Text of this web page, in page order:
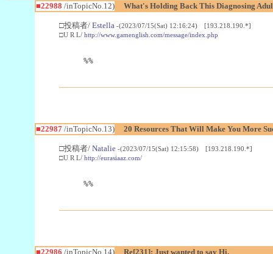
■22988 /inTopicNo.12) What's Holding Back This Diagnosing
□投稿者/ Estella -(2023/07/15(Sat) 12:16:24) [193.218.190.*]
□U R L/ http://www.gamenglish.com/message/index.php
%%
■22987/inTopicNo.13) 20 Resources That Will Make You More
□投稿者/ Natalie -(2023/07/15(Sat) 12:15:58) [193.218.190.*]
□U R L/ http://eurasiaaz.com/
%%
■22986 /inTopicNo.14) Re[231]: Just wanted to say Hi.